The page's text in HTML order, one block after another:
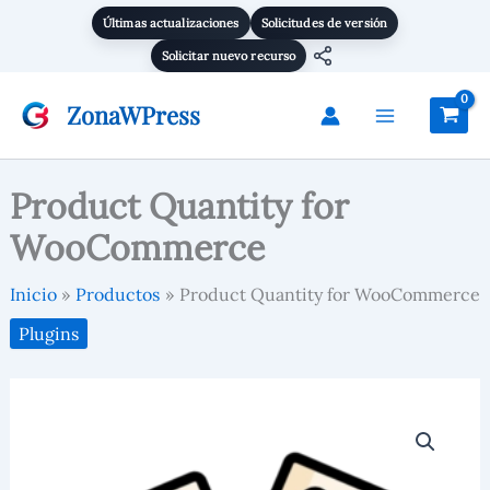
Últimas actualizaciones Solicitudes de versión
Solicitar nuevo recurso
ZonaWPress
Product Quantity for
WooCommerce
Inicio Productos
Product Quantity for WooCommerce
Plugins
WooCommerce